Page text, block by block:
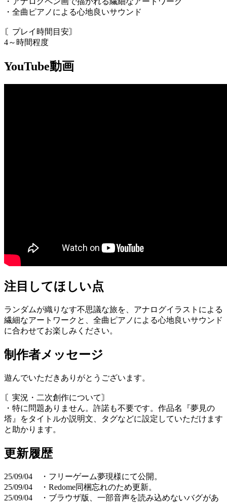
・全曲ピアノによる心地良いサウンド
〘プレイ時間目安〙
4～時間程度
YouTube動画
注目してほしい点
ランダムが織りなす不思議な旅を、アナログイラストによる
繊細なアートワークと、全曲ピアノによる心地良いサウンド
に合わせてお楽しみください。
制作者メッセージ
遊んでいただきありがとうございます。
〘実況・二次創作について〙
・特に問題ありません。許諾も不要です。作品名『夢見の
塔』をタイトルか説明文、タグなどに設定していただけます
と助かります。
更新履歴
25/09/04 ・フリーゲーム夢現様にて公開。
25/09/04 ・Redome同梱忘れのため更新。
25/09/04 ・ブラウザ版、一部音声を読み込めないバグがあ